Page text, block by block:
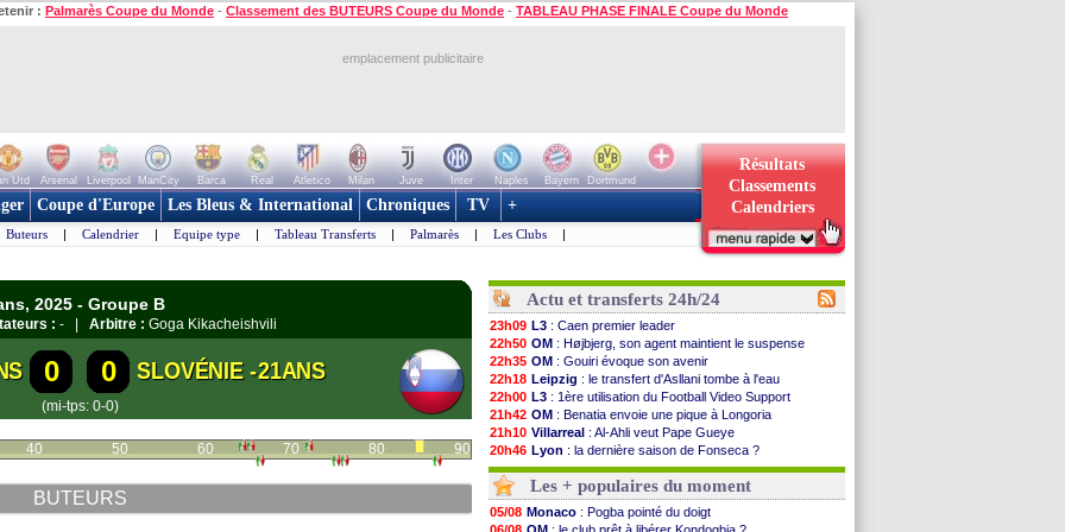
: Palmarès Coupe du Monde - Classement des BUTEURS Coupe du Monde - TABLEAU PHASE FINALE Coupe du Monde
emplacement publicitaire
Utd Arsenal Liverpool ManCity Barca Real Atletico Milan Juve Inter Naples Bayern
Dortmund
Résultats
Classements
Calendriers
Coupe d'Europe Les Bleus & International Chroniques TV +
Buteurs | Calendrier | Equipe type | Tableau Transferts | Palmarès | Les Clubs |
2025 - Groupe B
: - | Arbitre : Goga Kikacheishvili
0 0 SLOVÉNIE -21ANS
(mi-tps: 0-0)
40 50 60 70 80 90
BUTEURS
Actu et transferts 24h/24
23h09 L3 : Caen premier leader
22h50 OM : Højbjerg, son agent maintient le suspense
22h35 OM : Gouiri évoque son avenir
22h18 Leipzig : le transfert d'Asllani tombe à l'eau
22h00 L3 : 1ère utilisation du Football Video Support
21h42 OM : Benatia envoie une pique à Longoria
21h10 Villarreal : Al-Ahli veut Pape Gueye
20h46 Lyon : la dernière saison de Fonseca ?
20h30 OM: un nouveau prétendant pour Højbjerg
20h01
Brest: un gardien norvégien en approche ?
19h18 OM: McCourt a versé 120 M€ en 2026
19h09
PSG: 4 retours dans le groupe face à Man Utd ...
Les + populaires du moment
05/08 Monaco : Pogba pointé du doigt